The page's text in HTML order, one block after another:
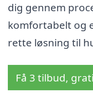
dig gennem
komfortabelt og
rette løsning til
Få 3 tilbud,